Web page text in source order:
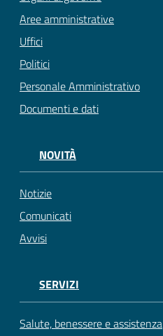
Aree amministrative
Uffici
Politici
Personale Amministrativo
Documenti e dati
NOVITÀ
Notizie
Comunicati
Avvisi
SERVIZI
Salute, benessere e assistenza